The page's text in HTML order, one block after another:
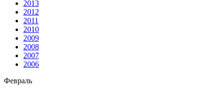
2013
2012
2011
2010
2009
2008
2007
2006
Февраль